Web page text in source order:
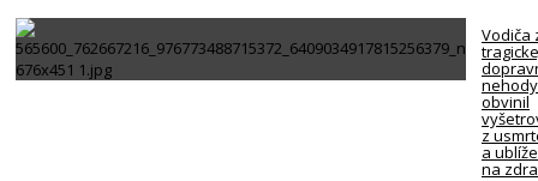
Vodiča
nehody
obvinil
z
a
na